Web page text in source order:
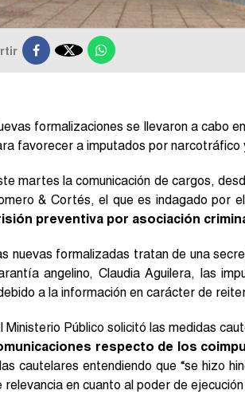

formalizaciones se llevaron a cabo
favorecer a imputados por narcotráfico
martes la comunicación de cargos,
& Cortés, el que es indagado por
preventiva por asociación
nuevas formalizadas tratan de una
angelino, Claudia Aguilera, las
a la información en carácter de
Ministerio Público solicitó las medidas
respecto de los
cautelares entendiendo que “se hizo
relevancia en cuanto al poder de